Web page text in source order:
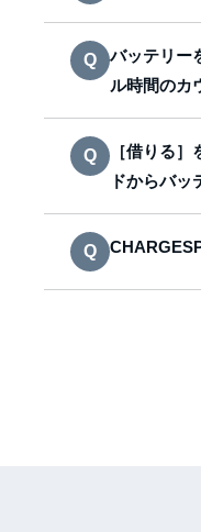
バッテリー
ル時間のカ
［借りる
ドからバッ